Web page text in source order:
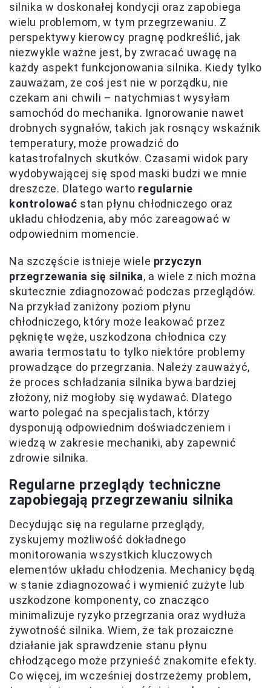
silnika w doskonałej kondycji oraz zapobiega
wielu problemom, w tym przegrzewaniu. Z
perspektywy kierowcy pragnę podkreślić, jak
niezwykle ważne jest, by zwracać uwagę na
każdy aspekt funkcjonowania silnika. Kiedy tylko
zauważam, że coś jest nie w porządku, nie
czekam ani chwili – natychmiast wysyłam
samochód do mechanika. Ignorowanie nawet
drobnych sygnałów, takich jak rosnący wskaźnik
temperatury, może prowadzić do
katastrofalnych skutków. Czasami widok pary
wydobywającej się spod maski budzi we mnie
dreszcze. Dlatego warto regularnie
kontrolować stan płynu chłodniczego oraz
układu chłodzenia, aby móc zareagować w
odpowiednim momencie.
Na szczęście istnieje wiele przyczyn
przegrzewania się silnika, a wiele z nich można
skutecznie zdiagnozować podczas przeglądów.
Na przykład zaniżony poziom płynu
chłodniczego, który może leakować przez
pęknięte węże, uszkodzona chłodnica czy
awaria termostatu to tylko niektóre problemy
prowadzące do przegrzania. Należy zauważyć,
że proces schładzania silnika bywa bardziej
złożony, niż mogłoby się wydawać. Dlatego
warto polegać na specjalistach, którzy
dysponują odpowiednim doświadczeniem i
wiedzą w zakresie mechaniki, aby zapewnić
zdrowie silnika.
Regularne przeglądy techniczne
zapobiegają przegrzewaniu silnika
Decydując się na regularne przeglądy,
zyskujemy możliwość dokładnego
monitorowania wszystkich kluczowych
elementów układu chłodzenia. Mechanicy będą
w stanie zdiagnozować i wymienić zużyte lub
uszkodzone komponenty, co znacząco
minimalizuje ryzyko przegrzania oraz wydłuża
żywotność silnika. Wiem, że tak prozaiczne
działanie jak sprawdzenie stanu płynu
chłodzącego może przynieść znakomite efekty.
Co więcej, im wcześniej dostrzeżemy problem,